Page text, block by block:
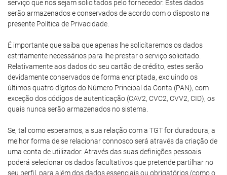
serviço que nos sejam solicitados pelo fornecedor. Estes dados
serão armazenados e conservados de acordo com o disposto na
presente Política de Privacidade.
É importante que saiba que apenas lhe solicitaremos os dados
estritamente necessários para lhe prestar o serviço solicitado.
Relativamente aos dados do seu cartão de crédito, estes serão
devidamente conservados de forma encriptada, excluindo os
últimos quatro dígitos do Número Principal da Conta (PAN), com
exceção dos códigos de autenticação (CAV2, CVC2, CVV2, CID), os
quais nunca serão armazenados no sistema.
Se, tal como esperamos, a sua relação com a TGT for duradoura, a
melhor forma de se relacionar connosco será através da criação de
uma conta de utilizador. Através das suas definições pessoais
poderá selecionar os dados facultativos que pretende partilhar no
seu perfil, para além dos dados essenciais ou obrigatórios (como o